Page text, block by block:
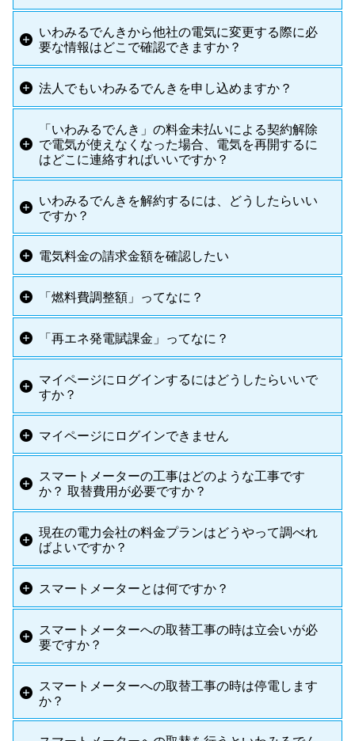
いわみるでんきから他社の電気に変更する際に必
要な情報はどこで確認できますか？
法人でもいわみるでんきを申し込めますか？
「いわみるでんき」の料金未払いによる契約解除
で電気が使えなくなった場合、電気を再開するに
はどこに連絡すればいいですか？
いわみるでんきを解約するには、どうしたらいい
ですか？
電気料金の請求金額を確認したい
「燃料費調整額」ってなに？
「再エネ発電賦課金」ってなに？
マイページにログインするにはどうしたらいいで
すか？
マイページにログインできません
スマートメーターの工事はどのような工事です
か？ 取替費用が必要ですか？
現在の電力会社の料金プランはどうやって調べれ
ばよいですか？
スマートメーターとは何ですか？
スマートメーターへの取替工事の時は立会いが必
要ですか？
スマートメーターへの取替工事の時は停電します
か？